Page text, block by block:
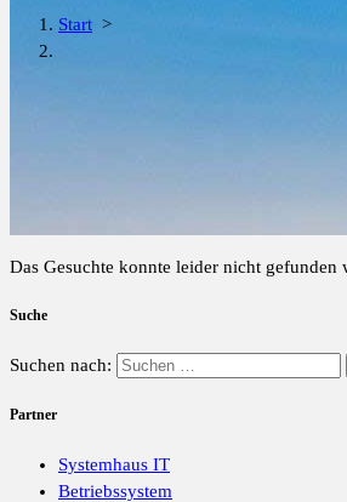
Start >
Das Gesuchte konnte leider nicht
Suche
Suchen nach:
Partner
Systemhaus IT
Betriebssystem